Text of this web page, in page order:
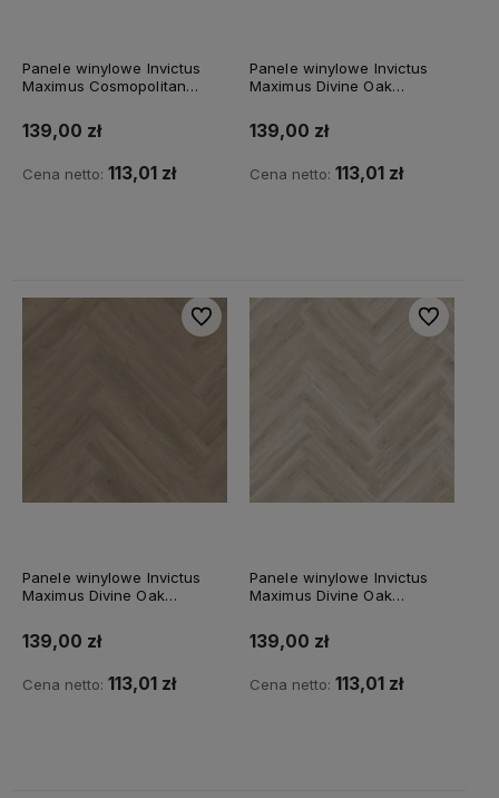
Panele winylowe Invictus
Maximus Cosmopolitan
Grigio
139,00 zł
Cena netto: 113,01 zł
Panele winylowe Invictus
Maximus Divine Oak
31
139,00 zł
Cena netto: 113,01 zł
Panele winylowe Invictus
Maximus Divine Oak
139,00 zł
Cena netto: 113,01 zł
Do ulubionych
Panele winylowe Invictus
Maximus Divine Oak
139,00 zł
Cena netto: 113,01 zł
Do